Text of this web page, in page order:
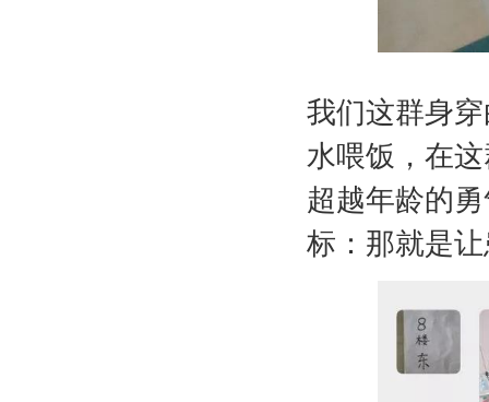
我们这群身
水喂饭，在
超越年龄的
标： 那就是